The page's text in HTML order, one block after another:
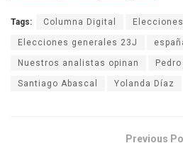
Tags: Columna Digital
Elecciones generales 23J
Nuestros analistas opinan
Santiago Abascal Yolanda Díaz
Previous